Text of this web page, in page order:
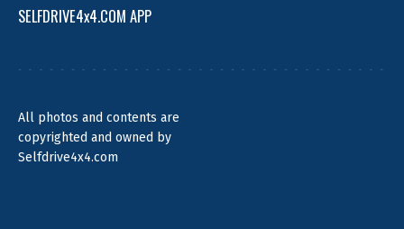
SELFDRIVE4x4.COM APP
All photos and contents are
copyrighted and owned by
Selfdrive4x4.com